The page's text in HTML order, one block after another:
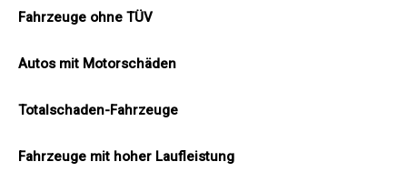
Fahrzeuge ohne TÜV
Autos mit Motorschäden
Totalschaden-Fahrzeuge
Fahrzeuge mit hoher Laufleistung